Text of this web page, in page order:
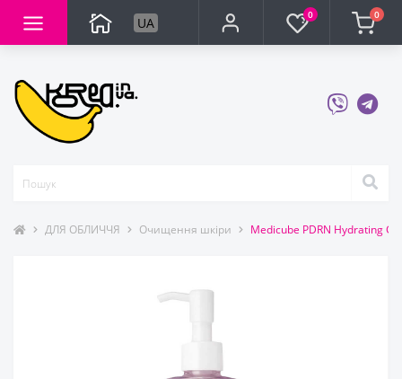
UA 0 0
ДЛЯ ОБЛИЧЧЯ Очищення шкіри Medicube PDRN Hydrating